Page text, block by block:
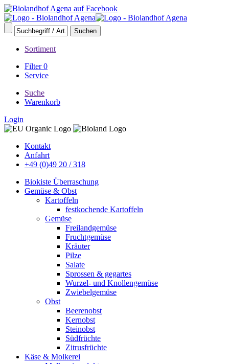
Sortiment
Filter 0
Service
Suche
Warenkorb
Login
Kontakt
Anfahrt
+49 (0)49 20 / 318
Biokiste Überraschung
Gemüse & Obst
Kartoffeln
festkochende Kartoffeln
Gemüse
Freilandgemüse
Fruchtgemüse
Kräuter
Pilze
Salate
Sprossen & gegartes
Wurzel- und Knollengemüse
Zwiebelgemüse
Obst
Beerenobst
Kernobst
Steinobst
Südfrüchte
Zitrusfrüchte
Käse & Molkerei